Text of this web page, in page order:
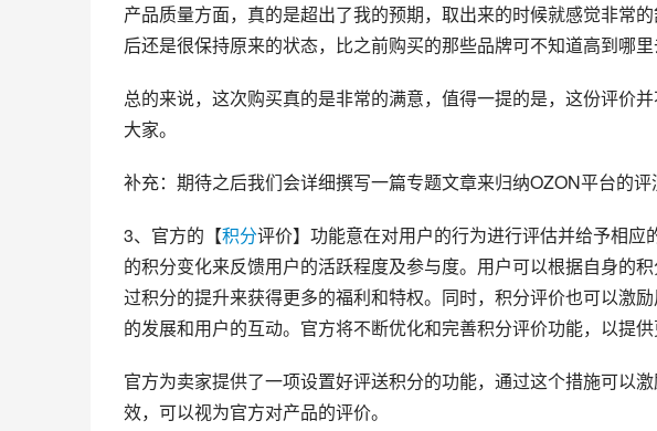
产品质量方面，真的是超出了我的预期，取出来的时候就感觉非常
后还是很保持原来的状态，比之前购买的那些品牌可不知道高到哪里
总的来说，这次购买真的是非常的满意，值得一提的是，这份评价
大家。
补充：期待之后我们会详细撰写一篇专题文章来归纳OZON平台的评
3、官方的【积分评价】功能意在对用户的行为进行评估并给予相
的积分变化来反馈用户的活跃程度及参与度。用户可以根据自身的
过积分的提升来获得更多的福利和特权。同时，积分评价也可以激
的发展和用户的互动。官方将不断优化和完善积分评价功能，以提供
官方为卖家提供了一项设置好评送积分的功能，通过这个措施可以
效，可以视为官方对产品的评价。